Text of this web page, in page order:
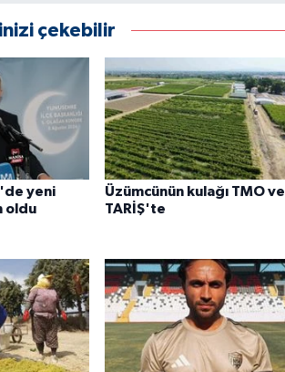
çekebilir
yeni
oldu
Üzümcünün kulağı TMO ve
TARİŞ'te